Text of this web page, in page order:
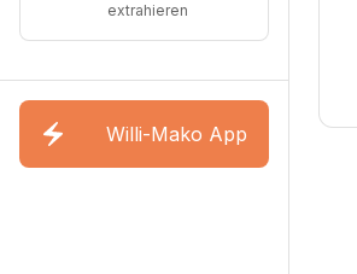
extrahieren
Willi-Mako App